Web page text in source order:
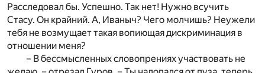
Расследовал бы. Успешно. Так нет! Нужно всучить
Стасу. Он крайний. А, Иваныч? Чего молчишь? Неужели
тебя не возмущает такая вопиющая дискриминация в
отношении меня?
– В бессмысленных словопрениях участвовать не